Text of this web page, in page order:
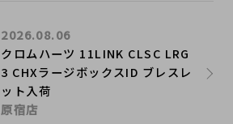
クロムハーツ 11LINK CLSC LRG
3 CHXラージボックスID ブレスレ
ット入荷
2026.08.06
原宿店